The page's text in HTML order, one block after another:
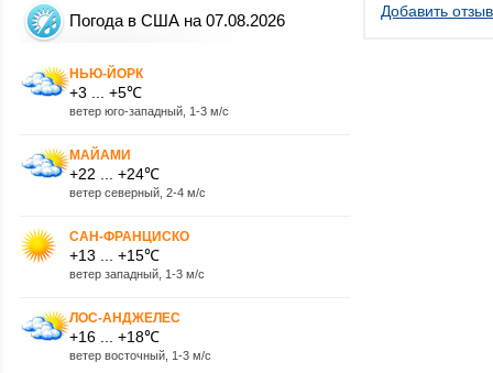
Погода в США на 07.08.2026
НЬЮ-ЙОРК
+3 ... +5℃
ветер юго-западный, 1-3 м/с
МАЙАМИ
+22 ... +24℃
ветер северный, 2-4 м/с
САН-ФРАНЦИСКО
+13 ... +15℃
ветер западный, 1-3 м/с
ЛОС-АНДЖЕЛЕС
+16 ... +18℃
ветер восточный, 1-3 м/с
Добавить отзыв